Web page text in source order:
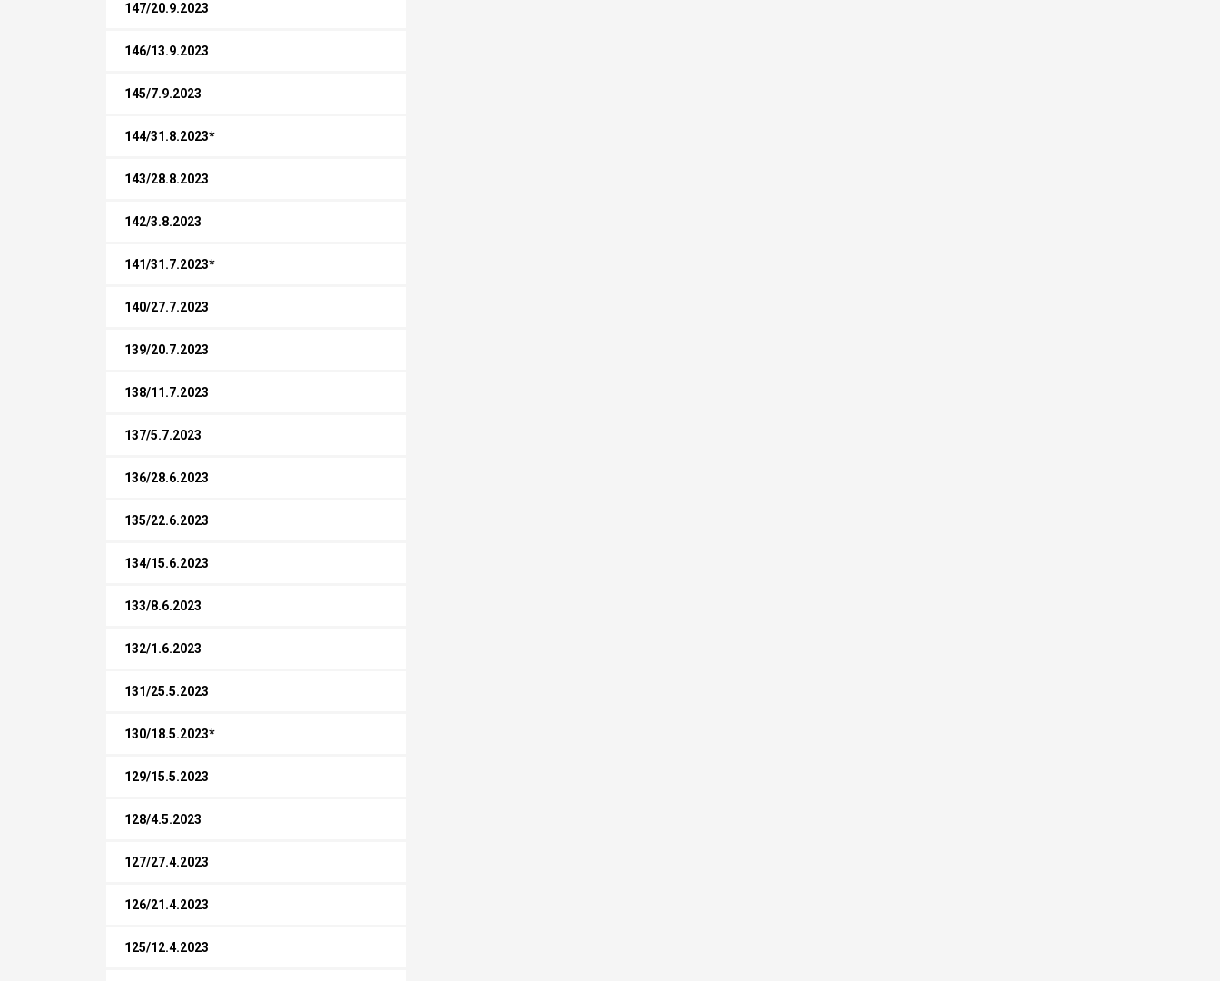
147/20.9.2023
146/13.9.2023
145/7.9.2023
144/31.8.2023*
143/28.8.2023
142/3.8.2023
141/31.7.2023*
140/27.7.2023
139/20.7.2023
138/11.7.2023
137/5.7.2023
136/28.6.2023
135/22.6.2023
134/15.6.2023
133/8.6.2023
132/1.6.2023
131/25.5.2023
130/18.5.2023*
129/15.5.2023
128/4.5.2023
127/27.4.2023
126/21.4.2023
125/12.4.2023